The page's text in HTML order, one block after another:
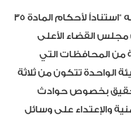
وذكر بيان رسمي لمجلس القضاء الأعلى إنه “استناداً لأحكام المادة 35
مجلس القضاء الأعلى
‏المحافظات التي
الواحدة تتكون من ثلاثة
بخصوص حوادث
والإعتداء على وسائل